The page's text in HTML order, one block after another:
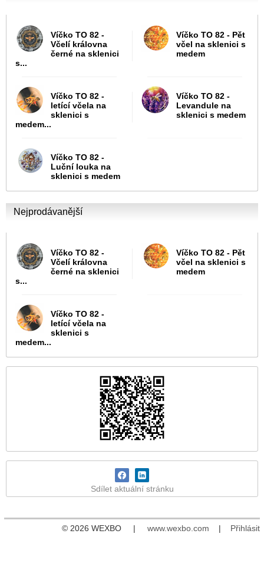
Víčko TO 82 -
Včelí královna
černé na sklenici
s...
Víčko TO 82 - Pět
včel na sklenici s
medem
Víčko TO 82 -
letící včela na
sklenici s
medem...
Víčko TO 82 -
Levandule na
sklenici s medem
Víčko TO 82 -
Luční louka na
sklenici s medem
Nejprodávanější
Víčko TO 82 -
Včelí královna
černé na sklenici
s...
Víčko TO 82 - Pět
včel na sklenici s
medem
Víčko TO 82 -
letící včela na
sklenici s
medem...
Sdílet aktuální stránku
© 2026 WEXBO | www.wexbo.com | Přihlásit